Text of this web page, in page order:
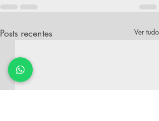
Posts recentes Ver tudo